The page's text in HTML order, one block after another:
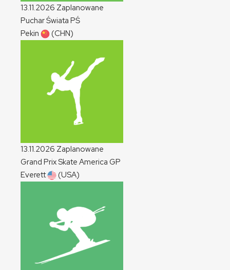
13.11.2026 Zaplanowane
Puchar Świata PŚ
Pekin
(CHN)
13.11.2026 Zaplanowane
Grand Prix Skate America GP
Everett
(USA)